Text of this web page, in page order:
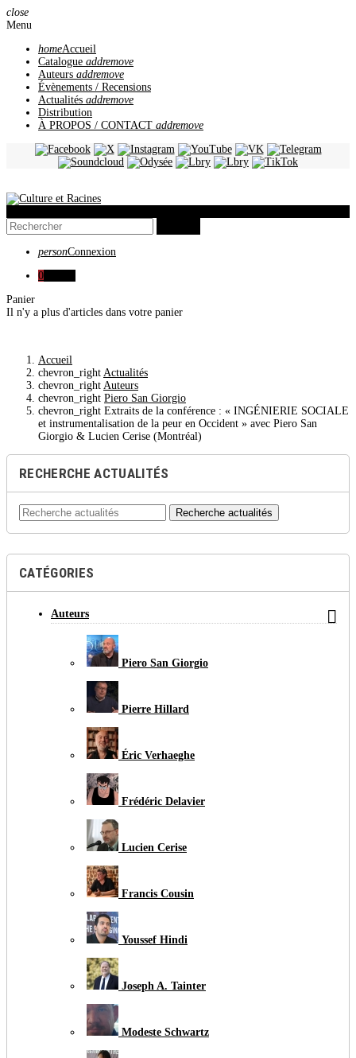
close
Menu
homeAccueil
Catalogue addremove
Auteurs addremove
Évènements / Recensions
Actualités addremove
Distribution
À PROPOS / CONTACT addremove
personConnexion
0
Panier
Il n'y a plus d'articles dans votre panier
Accueil
chevron_right Actualités
chevron_right Auteurs
chevron_right Piero San Giorgio
chevron_right Extraits de la conférence : « INGÉNIERIE SOCIALE
et instrumentalisation de la peur en Occident » avec Piero San
Giorgio & Lucien Cerise (Montréal)
RECHERCHE ACTUALITÉS
Recherche actualités
CATÉGORIES
Auteurs 
Piero San Giorgio
Pierre Hillard
Éric Verhaeghe
Frédéric Delavier
Lucien Cerise
Francis Cousin
Youssef Hindi
Joseph A. Tainter
Modeste Schwartz